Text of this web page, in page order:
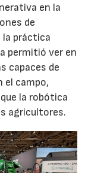
en la
de
práctica
permitió ver en
capaces de
el campo,
la robótica
agricultores.